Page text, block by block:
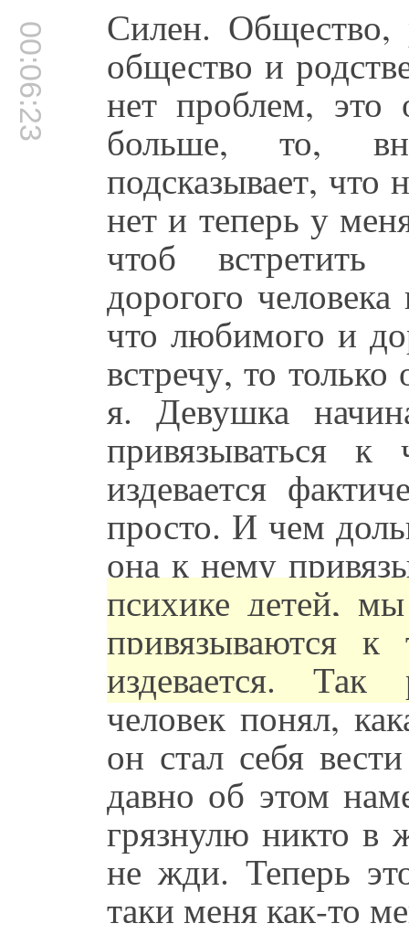
00:06:23 Силен. Общество,
общество и
нет проблем,
больше, то,
подсказывает, что
нет и теперь у
чтоб
дорогого
что любимого и
встречу, то только
я. Девушка
привязываться
издевается
просто. И чем
она к нему
психике детей,
привязываются
издевается.
человек понял,
он стал себя
давно об этом
грязнулю никто в
не жди. Теперь
таки меня как-то